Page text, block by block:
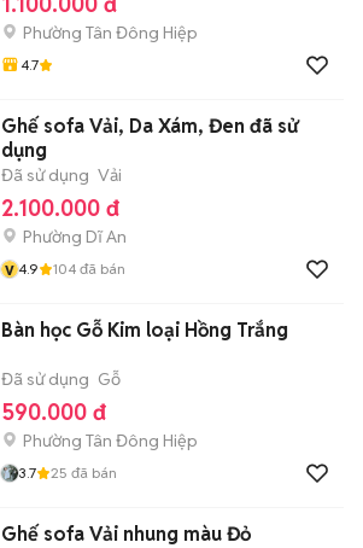
Phường Tân Đông Hiệp
4.7
Ghế sofa Vải, Da Xám, Đen đã sử
dụng
Đã sử dụng Vải
2.100.000 đ
Phường Dĩ An
v 4.9 104 đã bán
Bàn học Gỗ Kim loại Hồng Trắng
Đã sử dụng Gỗ
590.000 đ
Phường Tân Đông Hiệp
3.7 25 đã bán
Ghế sofa Vải nhung màu Đỏ